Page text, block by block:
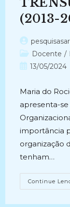
(2013-
Autor
do
post:
Categoria
do
Docente /
Post13/05/2024
Maria do
apresenta-
importância
organização
tenham…
Continue